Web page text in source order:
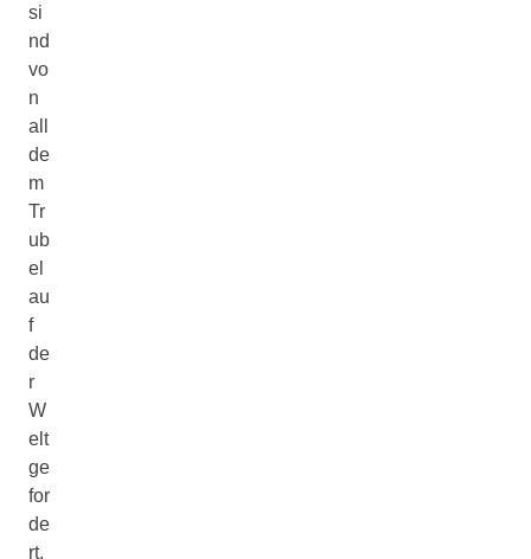
si
nd
vo
n
all
de
m
Tr
ub
el
au
f
de
r
W
elt
ge
for
de
rt.